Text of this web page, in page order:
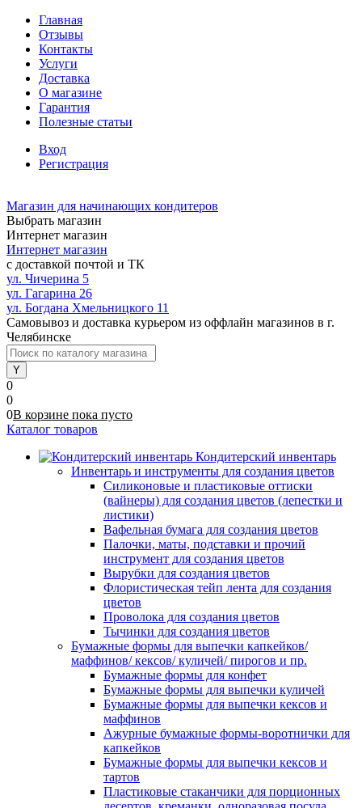
Главная
Отзывы
Контакты
Услуги
Доставка
О магазине
Гарантия
Полезные статьи
Вход
Регистрация
Магазин для начинающих кондитеров
Выбрать магазин
Интернет магазин
Интернет магазин
с доставкой почтой и ТК
ул. Чичерина 5
ул. Гагарина 26
ул. Богдана Хмельницкого 11
Самовывоз и доставка курьером из оффлайн магазинов в г.
Челябинске
0
0
0В корзине пока пусто
Каталог товаров
Кондитерский инвентарь
Инвентарь и инструменты для создания цветов
Силиконовые и пластиковые оттиски
(вайнеры) для создания цветов (лепестки и
листики)
Вафельная бумага для создания цветов
Палочки, маты, подставки и прочий
инструмент для создания цветов
Вырубки для создания цветов
Флористическая тейп лента для создания
цветов
Проволока для создания цветов
Тычинки для создания цветов
Бумажные формы для выпечки капкейков/
маффинов/ кексов/ куличей/ пирогов и пр.
Бумажные формы для конфет
Бумажные формы для выпечки куличей
Бумажные формы для выпечки кексов и
маффинов
Ажурные бумажные формы-воротнички для
капкейков
Бумажные формы для выпечки кексов и
тартов
Пластиковые стаканчики для порционных